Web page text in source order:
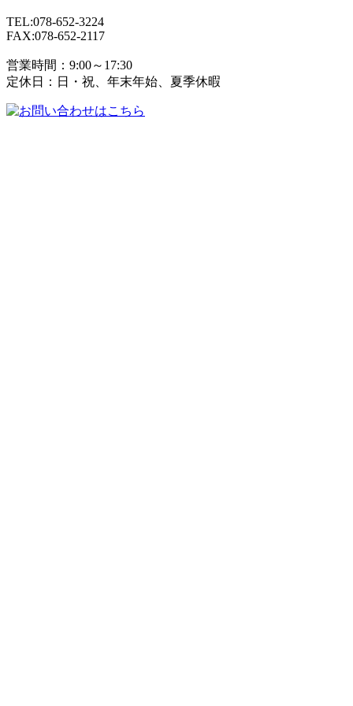
TEL:078-652-3224
FAX:078-652-2117
営業時間：9:00～17:30
定休日：日・祝、年末年始、夏季休暇